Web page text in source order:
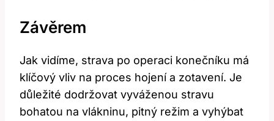
Závěrem
Jak vidíme, strava po operaci konečníku má
klíčový vliv na proces hojení a zotavení. Je
důležité dodržovat vyváženou stravu
bohatou na vlákninu, pitný režim a vyhýbat